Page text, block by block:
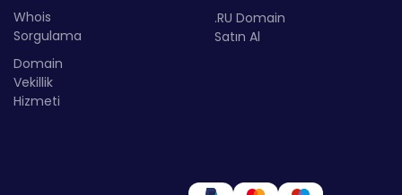
Whois
Sorgulama
Domain
Vekillik
Hizmeti
.RU Domain
Satın Al